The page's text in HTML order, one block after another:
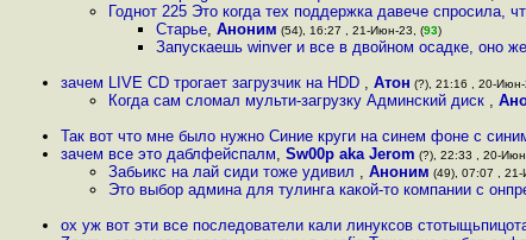
Годнот 225 Это когда тех поддержка давече спросила,
Старье, Аноним (54), 16:27 , 21-Июн-23, (93)
Запускаешь winver и все в двойном осадке, оно
зачем LIVE CD трогает загрузчик на HDD , Атон (?), 21:16 , 20-
Когда сам сломал мульти-загрузку Админский диск ,
Так вот что мне было нужно Синие круги на синем фоне с
зачем все это даблфейспалм, Sw00p aka Jerom (?), 22:33 , 20-
Забьикс на лай сиди тоже удивил , Аноним (49), 07:07 ,
Это выбор админа для тулинга какой-то компании с
ох уж вот эти все последователи кали линуксов